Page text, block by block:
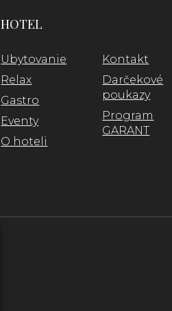
HOTEL
Ubytovanie
Relax
Gastro
Eventy
O hoteli
Kontakt
Darčekové
poukazy
Program
GARANT